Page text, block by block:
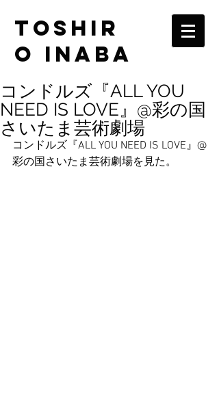
TOSHIR
O INABA
コンドルズ『ALL YOU
NEED IS LOVE』@彩の国
さいたま芸術劇場
コンドルズ『ALL YOU NEED IS LOVE』@
彩の国さいたま芸術劇場を見た。